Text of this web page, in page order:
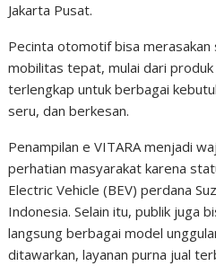
Jakarta Pusat.
Pecinta otomotif bisa merasakan
mobilitas tepat, mulai dari
terlengkap untuk berbagai
seru, dan berkesan.
Penampilan e VITARA menjadi
perhatian masyarakat karena
Electric Vehicle (BEV) perdana
Indonesia. Selain itu, publik juga
langsung berbagai model
ditawarkan, layanan purna jual